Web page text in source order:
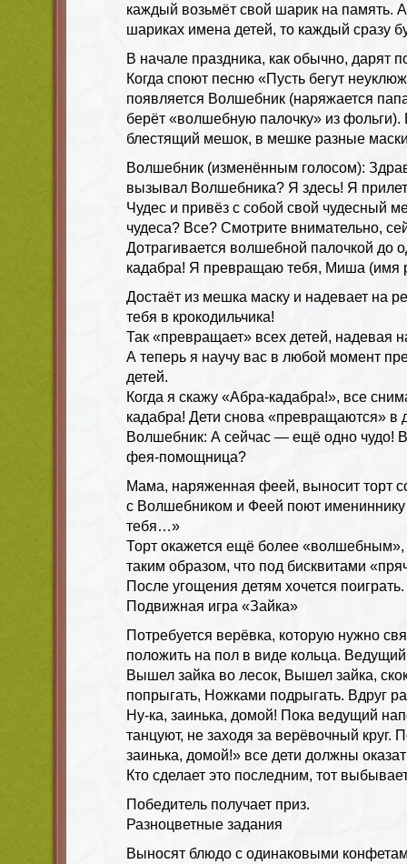
каждый возьмёт свой шарик на память.
шариках имена детей, то каждый сразу
В начале праздника, как обычно, дарят
Когда споют песню «Пусть бегут
появляется Волшебник (наряжается
берёт «волшебную палочку» из
блестящий мешок, в мешке разные
Волшебник (изменённым голосом):
вызывал Волшебника? Я здесь! Я
Чудес и привёз с собой свой чудесный
чудеса? Все? Смотрите внимательно,
Дотрагивается волшебной палочкой до
кадабра! Я превращаю тебя, Миша (имя
Достаёт из мешка маску и надевает на
тебя в крокодильчика!
Так «превращает» всех детей, надевая
А теперь я научу вас в любой момент
детей.
Когда я скажу «Абра-кадабра!», все
кадабра! Дети снова «превращаются» в
Волшебник: А сейчас — ещё одно чудо!
фея-помощница?
Мама, наряженная феей, выносит торт
с Волшебником и Феей поют
тебя…»
Торт окажется ещё более «волшебным»,
таким образом, что под бисквитами
После угощения детям хочется поиграть.
Подвижная игра «Зайка»
Потребуется верёвка, которую нужно
положить на пол в виде кольца.
Вышел зайка во лесок, Вышел зайка,
попрыгать, Ножками подрыгать. Вдруг
Ну-ка, заинька, домой! Пока ведущий
танцуют, не заходя за верёвочный круг.
заинька, домой!» все дети должны
Кто сделает это последним, тот
Победитель получает приз.
Разноцветные задания
Выносят блюдо с одинаковыми